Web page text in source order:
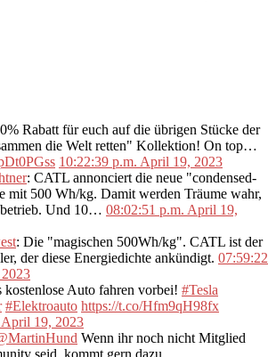
Rabatt für euch auf die übrigen Stücke der
die Welt retten" Kollektion! On top…
10:22:39 p.m. April 19, 2023
: CATL annonciert die neue "condensed-
mit 500 Wh/kg. Damit werden Träume wahr,
Und 10… 08:02:51 p.m. April 19,
: Die "magischen 500Wh/kg". CATL ist der
der diese Energiedichte ankündigt. 07:59:22
kostenlose Auto fahren vorbei! #Tesla
#Elektroauto https://t.co/Hfm9qH98fx
19, 2023
Wenn ihr noch nicht Mitglied
seid, kommt gern dazu.